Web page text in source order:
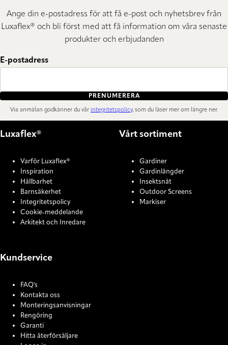
Ange din e-postadress för att få e-post och nyhetsbrev från
Luxaflex® och bli först med att få information om våra senaste
produkter och erbjudanden
E-postadress
PRENUMERERA
Via anmälan godkänner du vår integritetspolicy, som du läser mer om längre ner.
Luxaflex®
Varför Luxaflex®
Inspiration
Hållbarhet
Barnsäkerhet
Integritetspolicy
Cookie-meddelande
Arkitekt och Inredare
Vårt sortiment
Gardiner
Gardinlängder
Insektsnät
Outdoor Screens
Markiser
Kundservice
FAQ's
Kontakta oss
Monteringsanvisningar
Rengöring
Garanti
Hitta återförsäljare